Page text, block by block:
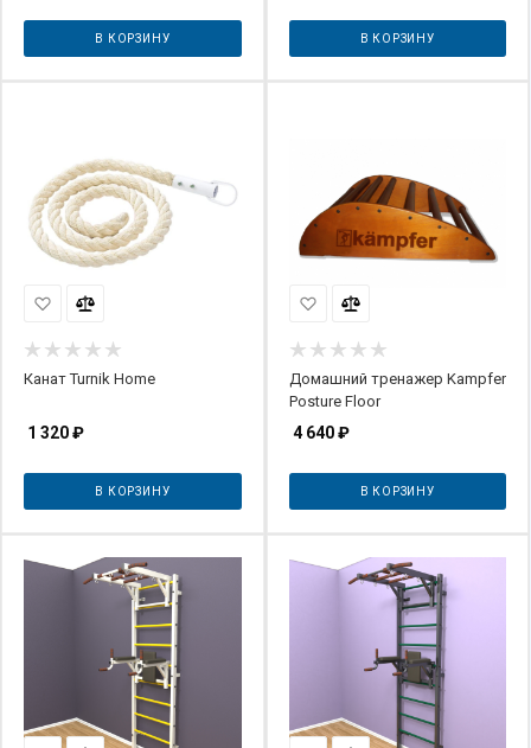
В КОРЗИНУ В КОРЗИНУ
Канат Turnik Home
1 320₽
В КОРЗИНУ
Домашний тренажер Kampfer
Posture Floor
4 640₽
В КОРЗИНУ